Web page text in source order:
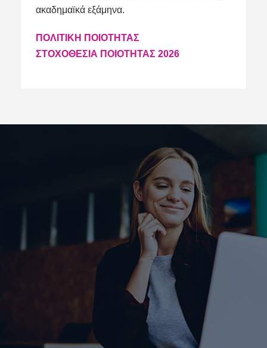
ακαδημαϊκά εξάμηνα.
ΠΟΛΙΤΙΚΗ ΠΟΙΟΤΗΤΑΣ
ΣΤΟΧΟΘΕΣΙΑ ΠΟΙΟΤΗΤΑΣ 2026